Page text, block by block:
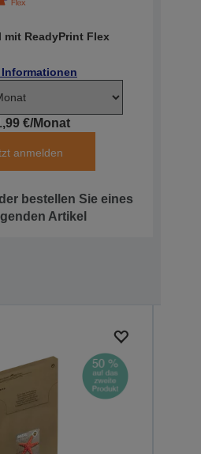
mit ReadyPrint Flex
Informationen
€/Monat
anmelden
bestellen Sie eines
Artikel